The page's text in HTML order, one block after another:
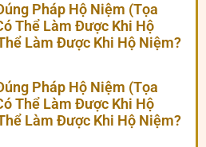
Pháp Hộ Niệm (Tọa
Thể Làm Được Khi Hộ
Làm Được Khi Hộ Niệm?
Pháp Hộ Niệm (Tọa
Thể Làm Được Khi Hộ
Làm Được Khi Hộ Niệm?